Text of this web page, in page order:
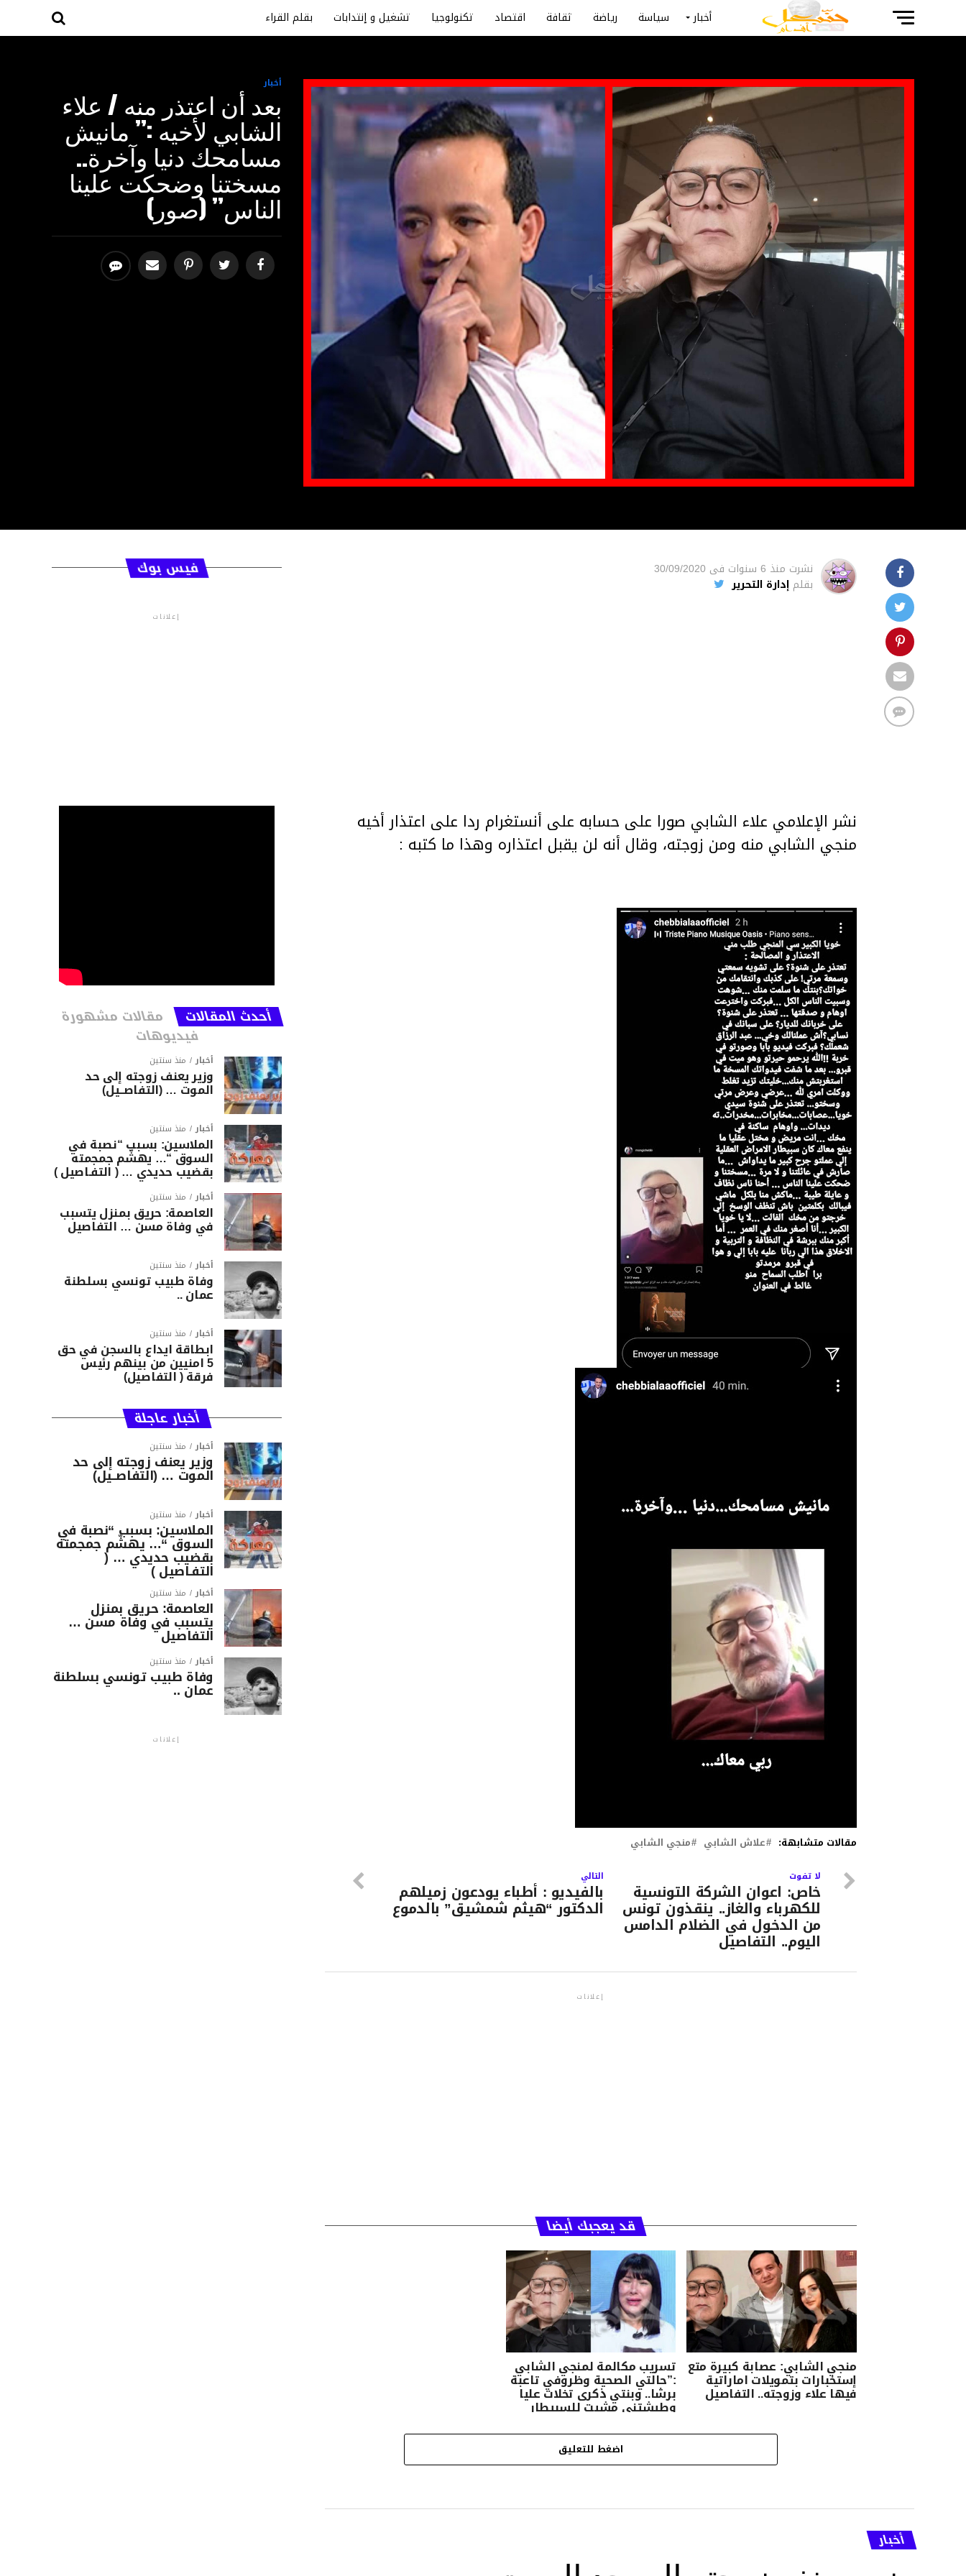
أخبار سياسة رياضة ثقافة اقتصاد تكنولوجيا تشغيل و إنتدابات بقلم القراء
أخبار
بعد أن اعتذر منه / علاء
الشابي لأخيه :” مانيش
مسامحك دنيا وآخرة..
مسختنا وضحكت علينا
الناس” (صور)
نشرت منذ 6 سنوات فى 30/09/2020
بقلم إدارة التحرير
نشر الإعلامي علاء الشابي صورا على حسابه على أنستغرام ردا على اعتذار أخيه
منجي الشابي منه ومن زوجته، وقال أنه لن يقبل اعتذاره وهذا ما كتبه :
مقالات متشابهة: علاش الشابي منجي الشابي
التالي
بالفيديو : أطباء يودعون زميلهم
الدكتور “هيثم شمشيق” بالدموع
لا تفوت
خاص: اعوان الشركة التونسية
للكهرباء والغاز.. ينقذون تونس
من الدخول في الضلام الدامس
اليوم.. التفاصيل
إعلانات
قد يعجبك أيضا
منجي الشابي: عصابة كبيرة متع
إستخبارات بتمويلات اماراتية
فيها علاء وزوجته.. التفاصيل
تسريب مكالمة لمنجي الشابي
:”حالتي الصحية وظروفي تاعبة
برشا.. وبنتي ذكرى تخلات عليا
وطيشتني مشيت للسبيطار
اضغط للتعليق
أخبار
فيس بوك
إعلانات
أحدث المقالات مقالات مشهورة
فيديوهات
أخبار منذ سنتين
وزير يعنف زوجته إلى حد
الموت … (التفاصــيل)
أخبار منذ سنتين
الملاسين: بسبب “نصبة في
السوق “… يهشّم جمجمته
بقضيب حديدي … ( التفـاصيل )
أخبار منذ سنتين
العاصمة: حريق بمنزل يتسبب
في وفاة مسن … التفاصيل
أخبار منذ سنتين
وفاة طبيب تونسي بسلطنة
عمان ..
أخبار منذ سنتين
ابطاقة ايداع بالسجن في حق
5 امنيين من بينهم رئيس
فرقة ( التفاصيل)
أخبار عاجلة
أخبار منذ سنتين
وزير يعنف زوجته إلى حد
الموت … (التفاصــيل)
أخبار منذ سنتين
الملاسين: بسبب “نصبة في
السوق “… يهشّم جمجمته
بقضيب حديدي … (
التفـاصيل )
أخبار منذ سنتين
العاصمة: حريق بمنزل
يتسبب في وفاة مسن …
التفاصيل
أخبار منذ سنتين
وفاة طبيب تونسي بسلطنة
عمان ..
إعلانات